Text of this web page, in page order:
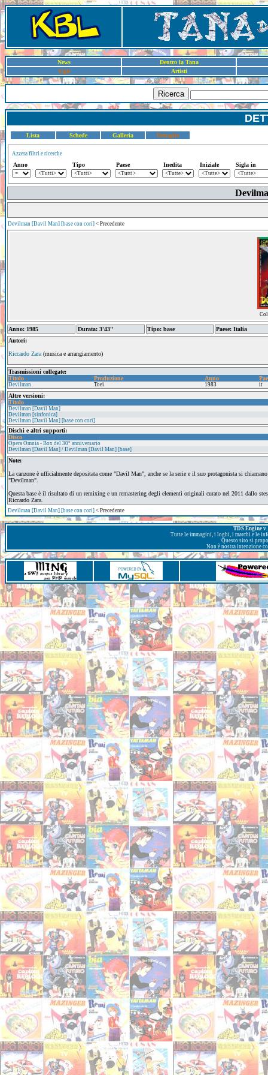
News
Dentro la Tana
Sigle
Artisti
Ricerca
Lista Schede Galleria Dettaglio
Azzera filtri e ricerche
Anno Tipo Paese Inedita Iniziale Sigla in
Devilman [Davil Man] [base con cori] < Precedente
Anno: 1985 Durata: 3'43'' Tipo: base
Paese: Italia
Autori:
Riccardo Zara (musica e arrangiamento)
Trasmissioni collegate:
Titolo
Produzione Anno
Devilman Toei 1983 it
Altre versioni:
Titolo
Devilman [Davil Man]
Devilman [sinfonica]
Devilman [Davil Man] [base con cori]
Dischi e altri supporti:
Disco
Opera Omnia - Box del 30° anniversario
Devilman [Davil Man] / Devilman [Davil Man] [base]
Note:
La canzone è ufficialmente depositata come "Davil Man", anche se la serie e il suo protagonista si chiamano
"Devilman".
Questa base è il risultato di un remixing e un remastering degli elementi originali curato nel 2011 dallo
Riccardo Zara.
Devilman [Davil Man] [base con cori] < Precedente
TDS Engine
Tutte le immagini, i loghi, i marchi e le
Questo sito si
Non è nostra intenzione